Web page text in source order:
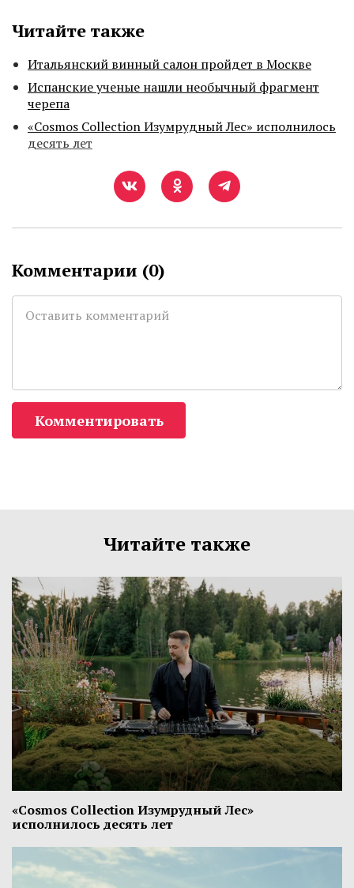
Читайте также
Итальянский винный салон пройдет в Москве
Испанские ученые нашли необычный фрагмент
черепа
«Cosmos Collection Изумрудный Лес» исполнилось
десять лет
Комментарии (0)
Комментировать
Читайте также
«Cosmos Collection Изумрудный Лес»
исполнилось десять лет